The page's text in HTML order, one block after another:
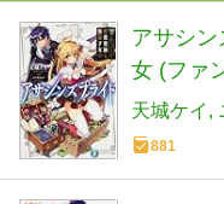
アサシ
女 (ファ
天城ケイ
881